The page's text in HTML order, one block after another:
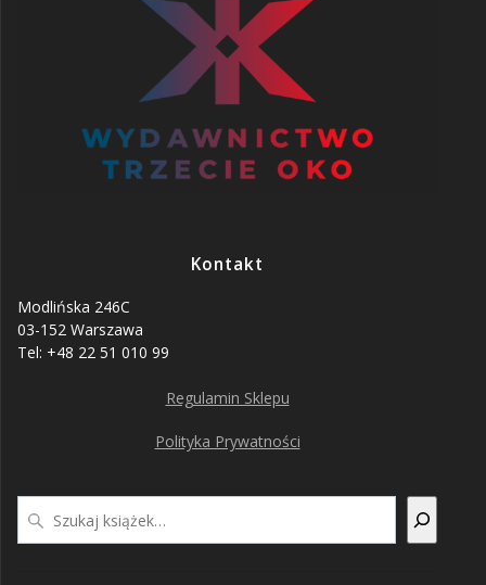
Kontakt
Modlińska 246C
03-152 Warszawa
Tel: +48 22 51 010 99
Regulamin Sklepu
Polityka Prywatności